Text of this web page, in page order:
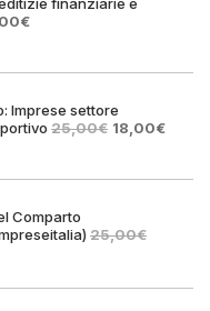
€Il
è:
Imprese settore
25,00€ Il
era:
18,00€Il
è:
Comparto
25,00€